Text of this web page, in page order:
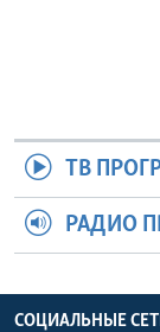
ТВ
РАДИО
СОЦИАЛЬНЫЕ